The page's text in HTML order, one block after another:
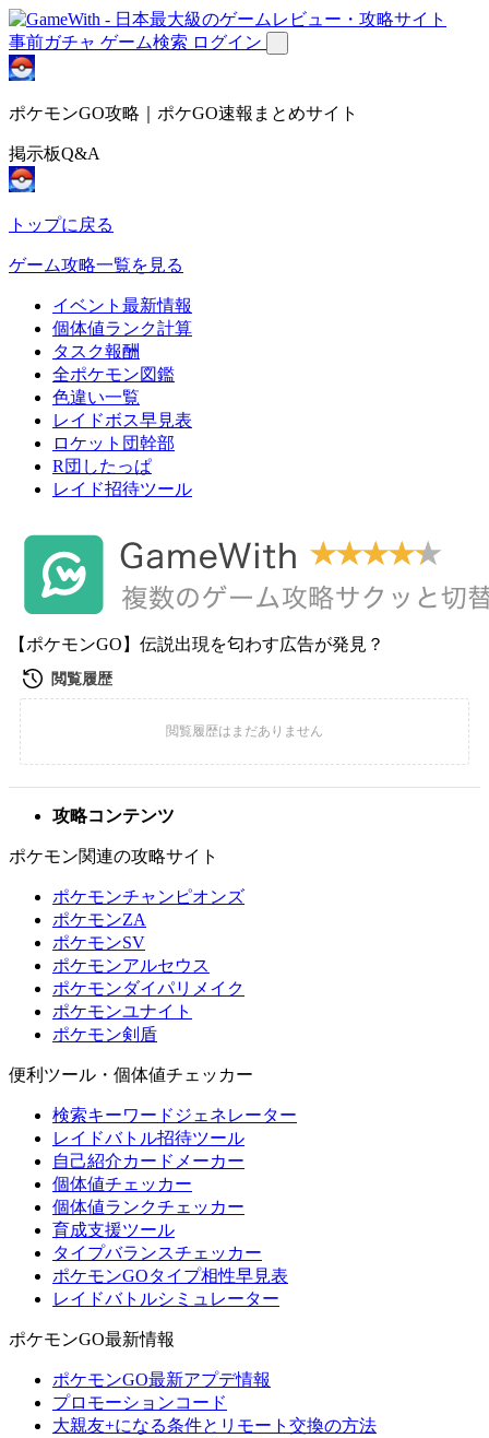
事前ガチャ ゲーム検索 ログイン
ポケモンGO攻略｜ポケGO速報まとめサイト
掲示板Q&A
トップに戻る
ゲーム攻略一覧を見る
イベント最新情報
個体値ランク計算
タスク報酬
全ポケモン図鑑
色違い一覧
レイドボス早見表
ロケット団幹部
R団したっぱ
レイド招待ツール
【ポケモンGO】伝説出現を匂わす広告が発見？
攻略コンテンツ
ポケモン関連の攻略サイト
ポケモンチャンピオンズ
ポケモンZA
ポケモンSV
ポケモンアルセウス
ポケモンダイパリメイク
ポケモンユナイト
ポケモン剣盾
便利ツール・個体値チェッカー
検索キーワードジェネレーター
レイドバトル招待ツール
自己紹介カードメーカー
個体値チェッカー
個体値ランクチェッカー
育成支援ツール
タイプバランスチェッカー
ポケモンGOタイプ相性早見表
レイドバトルシミュレーター
ポケモンGO最新情報
ポケモンGO最新アプデ情報
プロモーションコード
大親友+になる条件とリモート交換の方法